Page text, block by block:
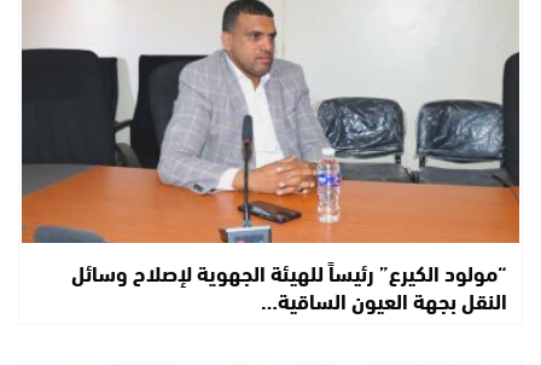
“مولود الكيرع” رئيساً للهيئة الجهوية لإصلاح وسائل
النقل بجهة العيون الساقية…